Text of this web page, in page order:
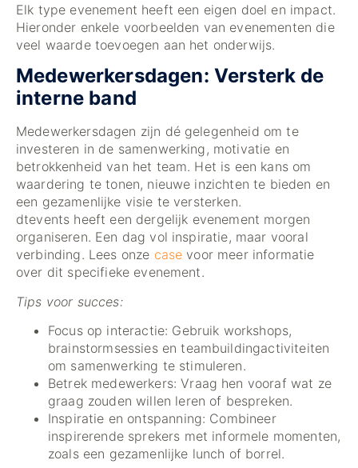
Elk type evenement heeft een eigen doel en impact.
Hieronder enkele voorbeelden van evenementen die
veel waarde toevoegen aan het onderwijs.
Medewerkersdagen: Versterk de
interne band
Medewerkersdagen zijn dé gelegenheid om te
investeren in de samenwerking, motivatie en
betrokkenheid van het team. Het is een kans om
waardering te tonen, nieuwe inzichten te bieden en
een gezamenlijke visie te versterken.
dtevents heeft een dergelijk evenement morgen
organiseren. Een dag vol inspiratie, maar vooral
verbinding. Lees onze case voor meer informatie
over dit specifieke evenement.
Tips voor succes:
Focus op interactie: Gebruik workshops,
brainstormsessies en teambuildingactiviteiten
om samenwerking te stimuleren.
Betrek medewerkers: Vraag hen vooraf wat ze
graag zouden willen leren of bespreken.
Inspiratie en ontspanning: Combineer
inspirerende sprekers met informele momenten,
zoals een gezamenlijke lunch of borrel.